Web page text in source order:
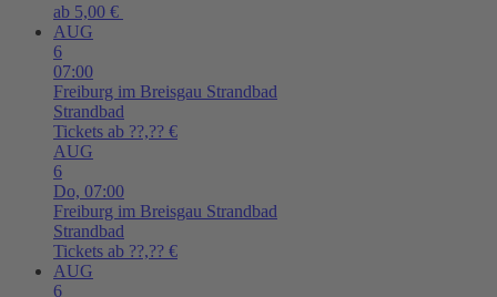
ab 5,00 €
AUG
6
07:00
Freiburg im Breisgau Strandbad
Strandbad
Tickets ab ??,?? €
AUG
6
Do, 07:00
Freiburg im Breisgau Strandbad
Strandbad
Tickets ab ??,?? €
AUG
6